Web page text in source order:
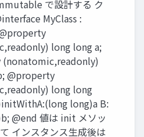
で設計する ク
MyClass :
long long a;
@property
long long
long)a B:
@end 値は init メソッ
インスタンス⽣成後は